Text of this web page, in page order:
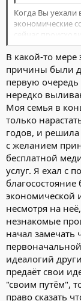
Когда Вы
экономические
сейчас
базы под уже
смысле, мысль в
книги к началу.
американец.
В какой-то мере
причины были
первую очередь
нередко
Моя семья в
только
годов, и решила
с желанием
бесплатной
услуг. Я ехал с
экономической
несмотря на
незнакомые
начал замечать
идеалогий
предаёт свои
"своим путём",
право сказать